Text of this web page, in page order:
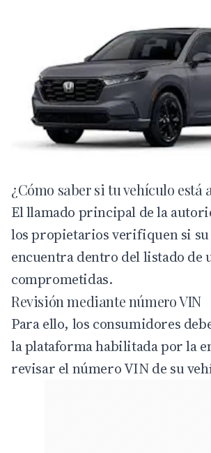
¿Cómo saber si tu vehículo está
El llamado principal de la
los propietarios verifiquen si su
encuentra dentro del listado de
comprometidas.
Revisión mediante número VIN
Para ello, los consumidores
laplataforma habilitadapor la
revisar el número VIN de su